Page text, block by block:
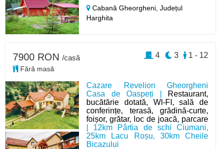
Cabană Gheorgheni,Județul
Harghita
Cazare Revelion Gheorgheni
Casa de Oaspeți |
Restaurant,
bucătărie dotată, WI-FI, sală de
conferințe, terasă, grădină-curte,
foișor, grătar, loc de joacă, parcare
| 12km Pârtia de schi Ciumani,
25km Lacu Roșu, 30km Cheile
Bicazului
7900 RON /casă
Fără masă
1 - 12
3
4